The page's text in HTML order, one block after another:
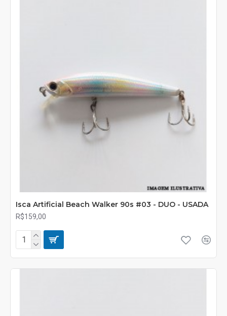
Isca Artificial Beach Walker 90s #03 - DUO - USADA
R$159,00